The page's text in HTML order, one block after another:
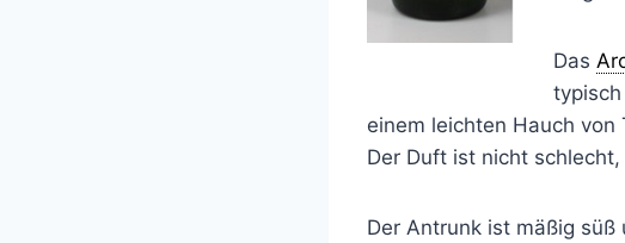
Das
einem leichten Hauch
Der Duft ist nicht
Der Antrunk ist mäßig